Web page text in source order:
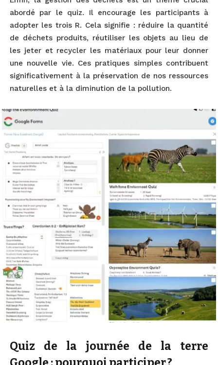
abordé par le quiz. Il encourage les participants à
adopter les trois R. Cela signifie : réduire la quantité
de déchets produits, réutiliser les objets au lieu de
les jeter et recycler les matériaux pour leur donner
une nouvelle vie. Ces pratiques simples contribuent
significativement à la préservation de nos ressources
naturelles et à la diminution de la pollution.
Quiz de la journée de la terre